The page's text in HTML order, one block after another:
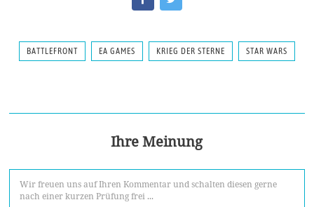
BATTLEFRONT EA GAMES KRIEG DER STERNE STAR WARS
Ihre Meinung